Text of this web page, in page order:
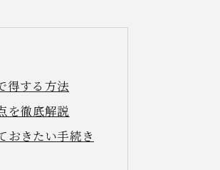
得する方法
を徹底解説
おきたい手続き
実践的な対策